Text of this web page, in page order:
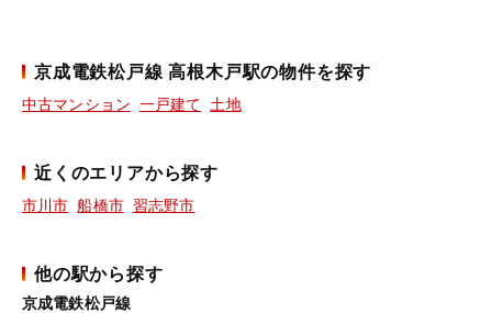
京成電鉄松戸線 高根木戸駅の物件を探す
中古マンション 一戸建て 土地
近くのエリアから探す
市川市 船橋市 習志野市
他の駅から探す
京成電鉄松戸線